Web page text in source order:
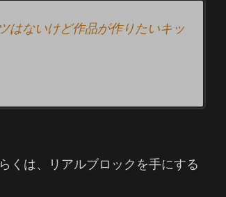
はないけど作品が作りたいキッ
くは、リアルブロックを手にする